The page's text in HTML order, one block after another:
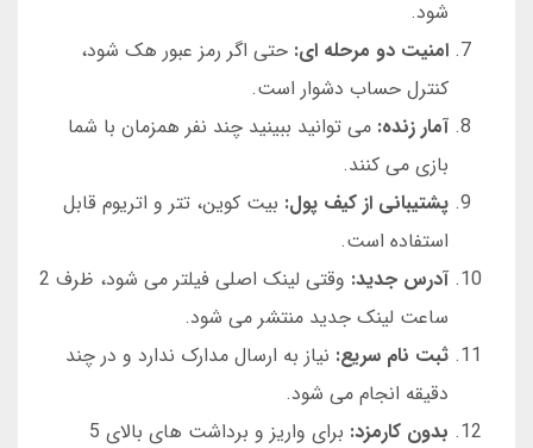
شود.
امنیت دو مرحله ای: حتی اگر رمز عبور هک شود،
کنترل حساب دشوار است.
آمار زنده: می توانید ببینید چند نفر همزمان با شما
بازی می کنند.
پشتیبانی از کیف پول: بیت کوین، تتر و اتریوم قابل
استفاده است.
آدرس جدید:
وقتی لینک اصلی فیلتر می شود، ظرف 2
ساعت لینک جدید منتشر می شود.
ثبت نام سریع: نیاز به ارسال مدارک ندارد و در چند
دقیقه انجام می شود.
بدون کارمزد:
برای واریز و برداشت های بالای 5